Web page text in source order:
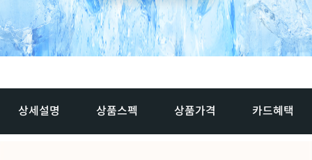
상세설명 상품스펙 상품가격 카드혜택